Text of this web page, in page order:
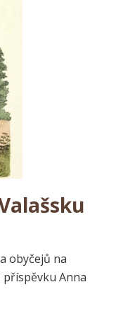
obyčejů na
příspěvku Anna